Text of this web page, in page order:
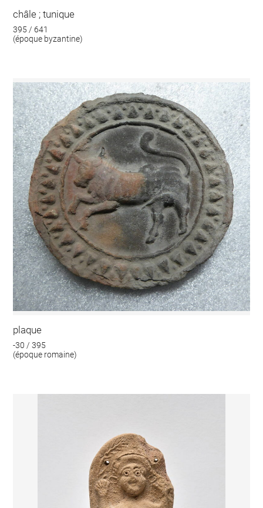
châle ; tunique
395 / 641
(époque byzantine)
plaque
-30 / 395
(époque romaine)